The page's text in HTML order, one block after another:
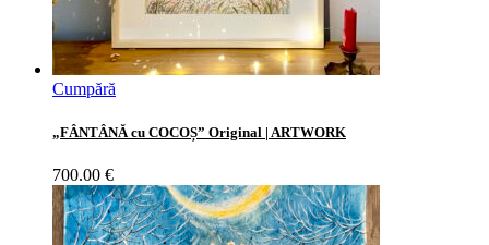
Cumpără
„FÂNTÂNĂ cu COCOȘ” Original | ARTWORK
700.00 €